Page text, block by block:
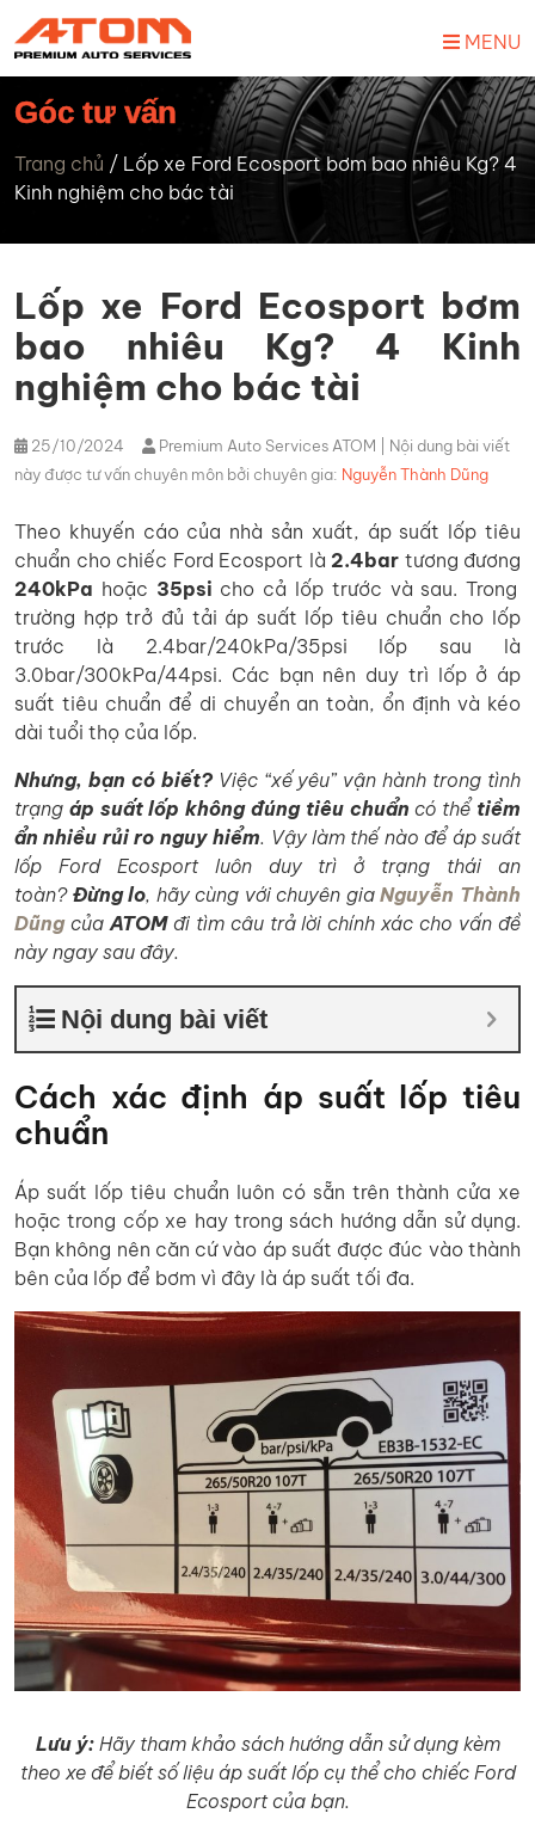
MENU
Góc tư vấn
Trang chủ / Lốp xe Ford Ecosport bơm bao nhiêu Kg? 4
Kinh nghiệm cho bác tài
Lốp xe Ford Ecosport bơm
bao nhiêu Kg? 4 Kinh
nghiệm cho bác tài
25/10/2024 Premium Auto Services ATOM
| Nội dung bài viết
này được tư vấn chuyên môn bởi chuyên gia: Nguyễn Thành Dũng
Theo khuyến cáo của nhà sản xuất, áp suất lốp tiêu
chuẩn cho chiếc Ford Ecosport là 2.4bar tương đương
240kPa hoặc 35psi cho cả lốp trước và sau. Trong
trường hợp trở đủ tải áp suất lốp tiêu chuẩn cho lốp
trước là 2.4bar/240kPa/35psi lốp sau là
3.0bar/300kPa/44psi. Các bạn nên duy trì lốp ở áp
suất tiêu chuẩn để di chuyển an toàn, ổn định và kéo
dài tuổi thọ của lốp.
Nhưng, bạn có biết?Việc “xế yêu” vận hành trong tình
trạng áp suất lốp không đúng tiêu chuẩn có thể tiềm
ẩn nhiều rủi ro nguy hiểm. Vậy làm thế nào để áp suất
lốp Ford Ecosport luôn duy trì ở trạng thái an
toàn? Đừng lo, hãy cùng với chuyên giaNguyễn Thành
DũngcủaATOM đi tìm câu trả lời chính xác cho vấn đề
này ngay sau đây.
Nội dung bài viết
Cách xác định áp suất lốp tiêu
chuẩn
Áp suất lốp tiêu chuẩn luôn có sẵn trên thành cửa xe
hoặc trong cốp xe hay trong sách hướng dẫn sử dụng.
Bạn không nên căn cứ vào áp suất được đúc vào thành
bên của lốp để bơm vì đây là áp suất tối đa.
Lưu ý:Hãy tham khảo sách hướng dẫn sử dụng kèm
theo xe để biết số liệu áp suất lốp cụ thể cho chiếc Ford
Ecosport của bạn.